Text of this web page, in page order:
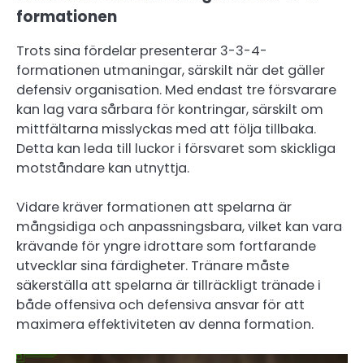
formationen
Trots sina fördelar presenterar 3-3-4-
formationen utmaningar, särskilt när det gäller
defensiv organisation. Med endast tre försvarare
kan lag vara sårbara för kontringar, särskilt om
mittfältarna misslyckas med att följa tillbaka.
Detta kan leda till luckor i försvaret som skickliga
motståndare kan utnyttja.
Vidare kräver formationen att spelarna är
mångsidiga och anpassningsbara, vilket kan vara
krävande för yngre idrottare som fortfarande
utvecklar sina färdigheter. Tränare måste
säkerställa att spelarna är tillräckligt tränade i
både offensiva och defensiva ansvar för att
maximera effektiviteten av denna formation.